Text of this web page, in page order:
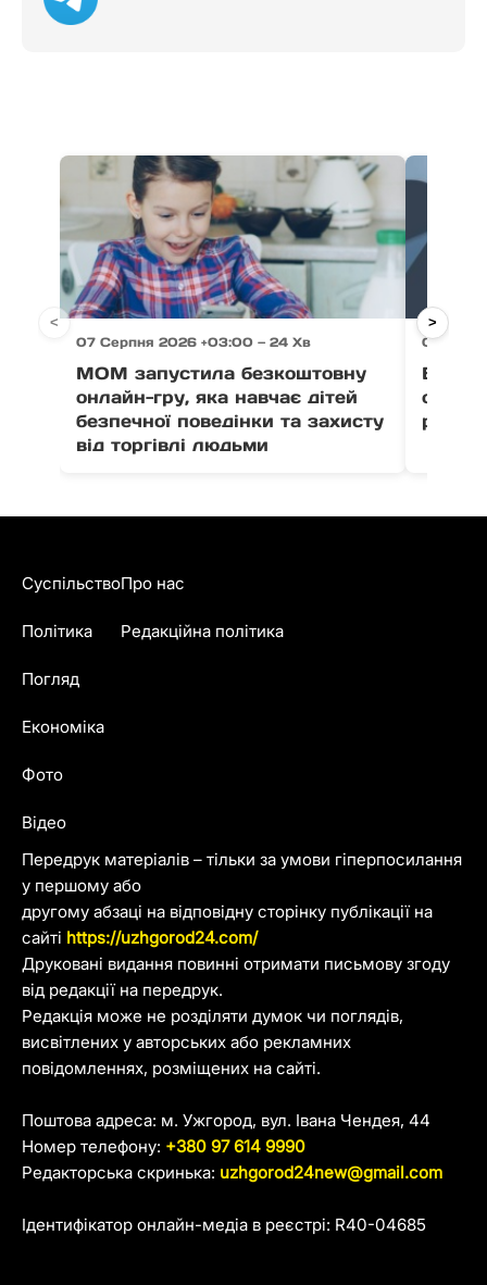
07 Серпня 2026 +03:00 — 24 Хв
МОМ запустила безкоштовну
онлайн-гру, яка навчає дітей
безпечної поведінки та захисту
від торгівлі людьми
07
< >
Передрук матеріалів – тільки за умови гіперпосилання
у першому або
другому абзаці на відповідну сторінку публікації на
сайті https://uzhgorod24.com/
Друковані видання повинні отримати письмову згоду
від редакції на передрук.
Редакція може не розділяти думок чи поглядів,
висвітлених у авторських або рекламних
повідомленнях, розміщених на сайті.
Поштова адреса: м. Ужгород, вул. Івана Чендея, 44
Номер телефону: +380 97 614 9990
Редакторська скринька: uzhgorod24new@gmail.com
Ідентифікатор онлайн-медіа в реєстрі: R40-04685
Суспільство
Політика
Погляд
Економіка
Фото
Відео
Про нас
Редакційна політика